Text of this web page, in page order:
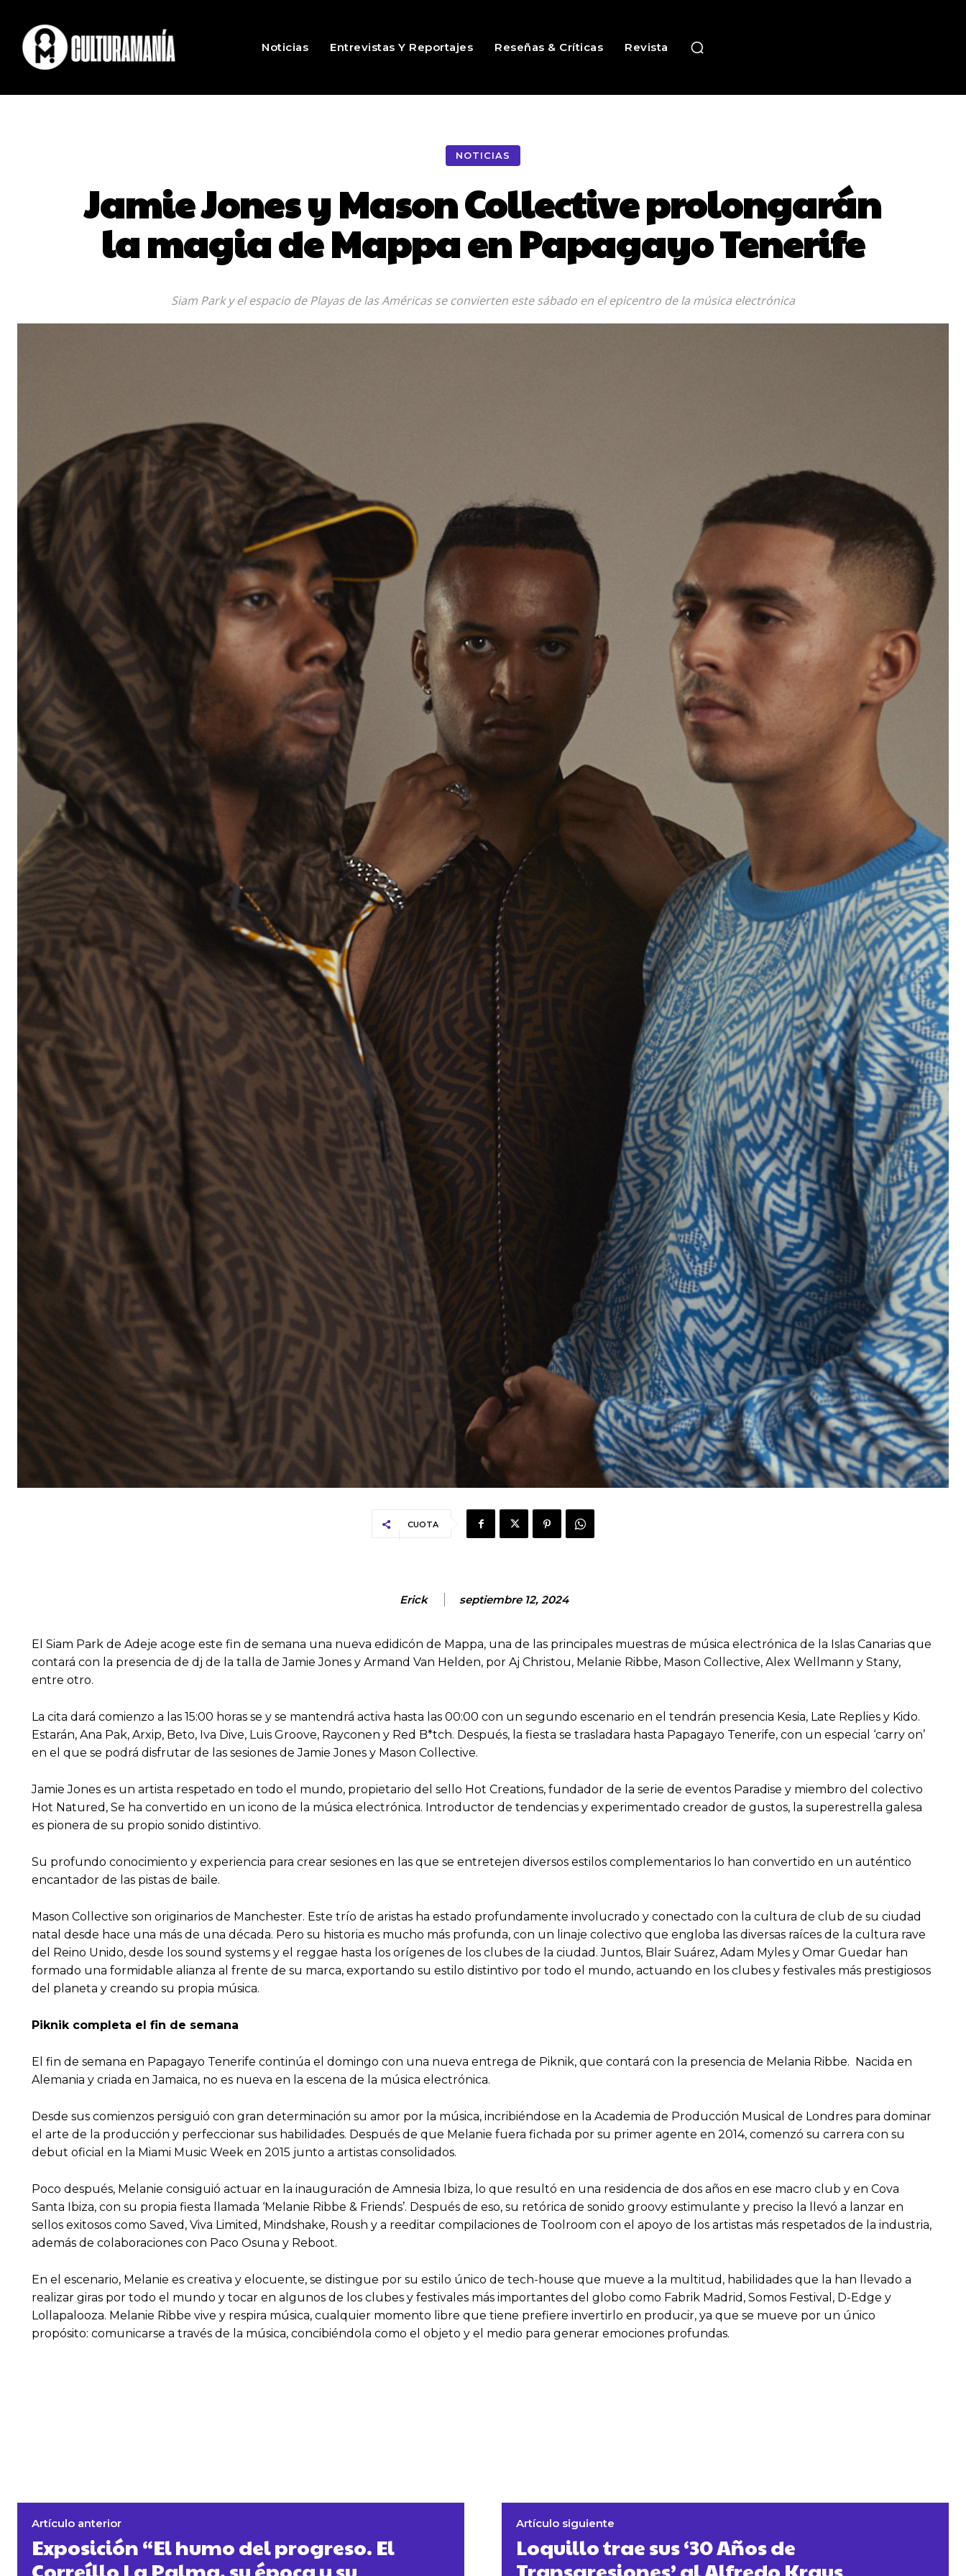
Noticias Entrevistas Y Reportajes Reseñas & Críticas Revista
NOTICIAS
Jamie Jones y Mason Collective prolongarán
la magia de Mappa en Papagayo Tenerife
Siam Park y el espacio de Playas de las Américas se convierten este sábado en el epicentro de la música electrónica
CUOTA
Erick septiembre 12, 2024
El Siam Park de Adeje acoge este fin de semana una nueva edidicón de Mappa, una de las principales muestras de música electrónica de la Islas Canarias que
contará con la presencia de dj de la talla de Jamie Jones y Armand Van Helden, por Aj Christou, Melanie Ribbe, Mason Collective, Alex Wellmann y Stany,
entre otro.
La cita dará comienzo a las 15:00 horas se y se mantendrá activa hasta las 00:00 con un segundo escenario en el tendrán presencia Kesia, Late Replies y Kido.
Estarán, Ana Pak, Arxip, Beto, Iva Dive, Luis Groove, Rayconen y Red B*tch. Después, la fiesta se trasladara hasta Papagayo Tenerife, con un especial ‘carry on’
en el que se podrá disfrutar de las sesiones de Jamie Jones y Mason Collective.
Jamie Jones es un artista respetado en todo el mundo, propietario del sello Hot Creations, fundador de la serie de eventos Paradise y miembro del colectivo
Hot Natured, Se ha convertido en un icono de la música electrónica. Introductor de tendencias y experimentado creador de gustos, la superestrella galesa
es pionera de su propio sonido distintivo.
Su profundo conocimiento y experiencia para crear sesiones en las que se entretejen diversos estilos complementarios lo han convertido en un auténtico
encantador de las pistas de baile.
Mason Collective son originarios de Manchester. Este trío de aristas ha estado profundamente involucrado y conectado con la cultura de club de su ciudad
natal desde hace una más de una década. Pero su historia es mucho más profunda, con un linaje colectivo que engloba las diversas raíces de la cultura rave
del Reino Unido, desde los sound systems y el reggae hasta los orígenes de los clubes de la ciudad. Juntos, Blair Suárez, Adam Myles y Omar Guedar han
formado una formidable alianza al frente de su marca, exportando su estilo distintivo por todo el mundo, actuando en los clubes y festivales más prestigiosos
del planeta y creando su propia música.
Piknik completa el fin de semana
El fin de semana en Papagayo Tenerife continúa el domingo con una nueva entrega de Piknik, que contará con la presencia de Melania Ribbe. Nacida en
Alemania y criada en Jamaica, no es nueva en la escena de la música electrónica.
Desde sus comienzos persiguió con gran determinación su amor por la música, incribiéndose en la Academia de Producción Musical de Londres para dominar
el arte de la producción y perfeccionar sus habilidades. Después de que Melanie fuera fichada por su primer agente en 2014, comenzó su carrera con su
debut oficial en la Miami Music Week en 2015 junto a artistas consolidados.
Poco después, Melanie consiguió actuar en la inauguración de Amnesia Ibiza, lo que resultó en una residencia de dos años en ese macro club y en Cova
Santa Ibiza, con su propia fiesta llamada ‘Melanie Ribbe & Friends’. Después de eso, su retórica de sonido groovy estimulante y preciso la llevó a lanzar en
sellos exitosos como Saved, Viva Limited, Mindshake, Roush y a reeditar compilaciones de Toolroom con el apoyo de los artistas más respetados de la industria,
además de colaboraciones con Paco Osuna y Reboot.
En el escenario, Melanie es creativa y elocuente, se distingue por su estilo único de tech-house que mueve a la multitud, habilidades que la han llevado a
realizar giras por todo el mundo y tocar en algunos de los clubes y festivales más importantes del globo como Fabrik Madrid, Somos Festival, D-Edge y
Lollapalooza. Melanie Ribbe vive y respira música, cualquier momento libre que tiene prefiere invertirlo en producir, ya que se mueve por un único
propósito: comunicarse a través de la música, concibiéndola como el objeto y el medio para generar emociones profundas.
Artículo anterior
Exposición “El humo del progreso. El
Artículo siguiente
Loquillo trae sus ‘30 Años de